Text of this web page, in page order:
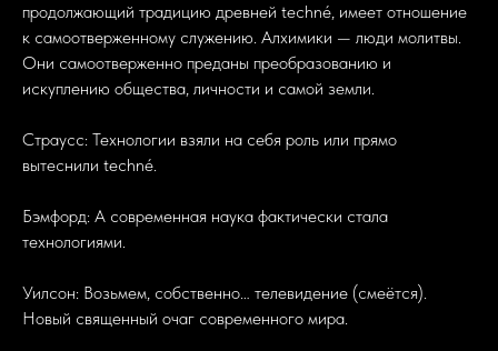
продолжающий традицию древней techné, имеет отношение
к самоотверженному служению. Алхимики — люди молитвы.
Они самоотверженно преданы преобразованию и
искуплению общества, личности и самой земли.
Страусс: Технологии взяли на себя роль или прямо
вытеснили techné.
Бэмфорд: А современная наука фактически стала
технологиями.
Уилсон: Возьмем, собственно… телевидение (смеётся).
Новый священный очаг современного мира.